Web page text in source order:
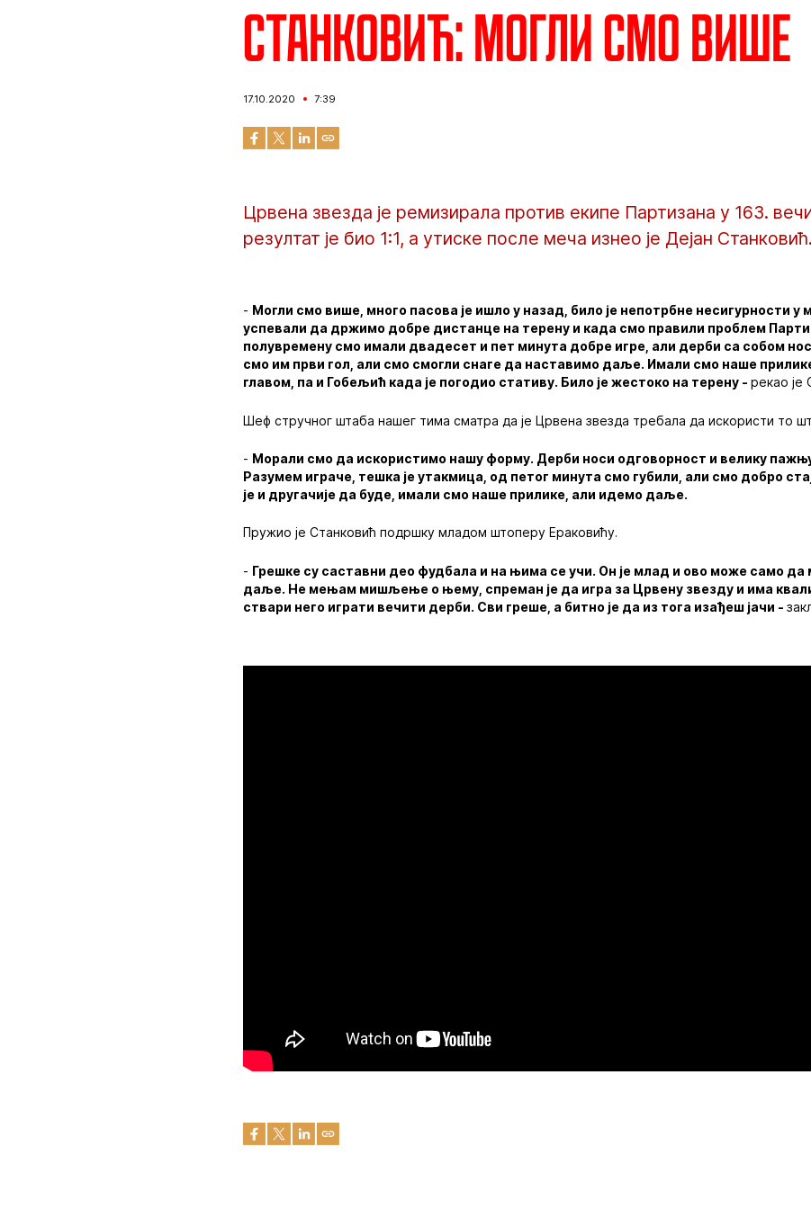
Станковић: Могли смо више
17.10.2020 7:39
Црвена звезда је ремизирала против екипе Партизана у 163.
резултат је био 1:1, а утиске после меча изнео је Дејан Станковић.
- Могли смо више, много пасова је ишло у назад, било је непотрбне несигурности
успевали да држимо добре дистанце на терену и када смо правили проблем
полувремену смо имали двадесет и пет минута добре игре, али дерби са собом
смо им први гол, али смо смогли снаге да наставимо даље. Имали смо наше
главом, па и Гобељић када је погодио стативу. Било је жестоко на терену -рекао је
Шеф стручног штаба нашег тима сматра да је Црвена звезда требала да искористи то
- Морали смо да искористимо нашу форму. Дерби носи одговорност и велику
Разумем играче, тешка је утакмица, од петог минута смо губили, али смо добро
је и другачије да буде, имали смо наше прилике, али идемо даље.
Пружио је Станковић подршку младом штоперу Ераковићу.
- Грешке су саставни део фудбала и на њима се учи. Он је млад и ово може само да
даље. Не мењам мишљење о њему, спреман је да игра за Црвену звезду и има
ствари него играти вечити дерби. Сви греше, а битно је да из тога изађеш јачи -